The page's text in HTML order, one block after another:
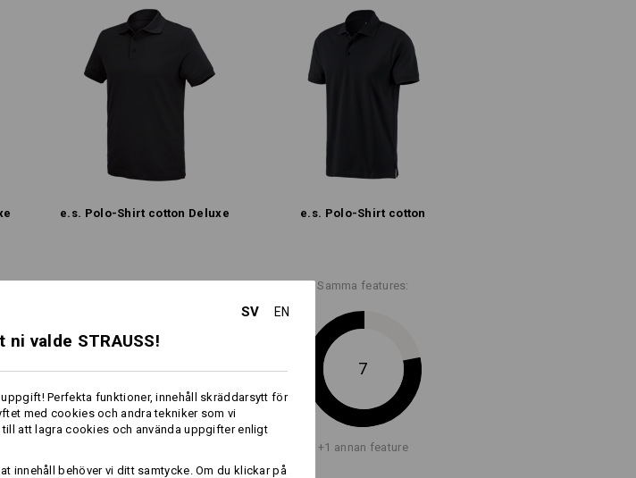
i förstklassig bomull
3-knappsslå
Material:
Ovanmaterial
(ca. 150 g/m²)
Maskintvätt 40 °C
Trumla torrt, låg temperatur
Kallt järn
Får ej torrengöras
Designa själv
e.s. Polo-Shirt cotton Deluxe e.s. Polo-Shirt cotton
8
Samma features:
7
+1 annan feature
SV EN
valde STRAUSS!
Perfekta funktioner, innehåll skräddarsytt för
med cookies och andra tekniker som vi
att lagra cookies och använda uppgifter enligt
innehåll behöver vi ditt samtycke. Om du klickar på